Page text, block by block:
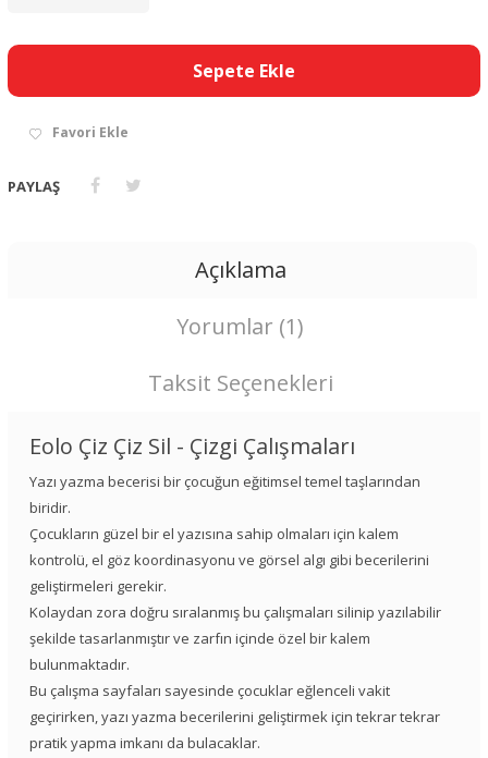
Sepete Ekle
Favori Ekle
PAYLAŞ
Açıklama
Yorumlar (1)
Taksit Seçenekleri
Eolo Çiz Çiz Sil - Çizgi Çalışmaları
Yazı yazma becerisi bir çocuğun eğitimsel temel taşlarından
biridir.
Çocukların güzel bir el yazısına sahip olmaları için kalem
kontrolü, el göz koordinasyonu ve görsel algı gibi becerilerini
geliştirmeleri gerekir.
Kolaydan zora doğru sıralanmış bu çalışmaları silinip yazılabilir
şekilde tasarlanmıştır ve zarfın içinde özel bir kalem
bulunmaktadır.
Bu çalışma sayfaları sayesinde çocuklar eğlenceli vakit
geçirirken, yazı yazma becerilerini geliştirmek için tekrar tekrar
pratik yapma imkanı da bulacaklar.